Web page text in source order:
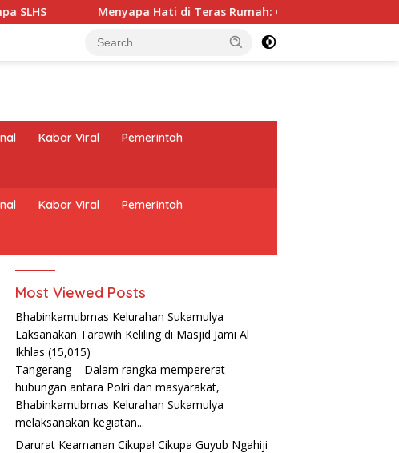
Hati di Teras Rumah: Cara Babinsa Kesongo Rajut
Kabar Viral Pemerintah
Kabar Viral Pemerintah
Most Viewed Posts
Bhabinkamtibmas Kelurahan Sukamulya
Laksanakan Tarawih Keliling di Masjid Jami Al
Ikhlas (15,015)
Tangerang – Dalam rangka mempererat
hubungan antara Polri dan masyarakat,
Bhabinkamtibmas Kelurahan Sukamulya
melaksanakan kegiatan...
Darurat Keamanan Cikupa! Cikupa Guyub Ngahiji